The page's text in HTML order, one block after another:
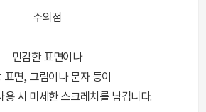
주의점
민감한 표면이나
표면, 그림이나 문자 등이
용 시 미세한 스크레치를 남깁니다.